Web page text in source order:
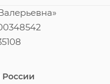
России